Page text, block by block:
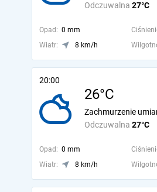
Odczuwalna 27°C
Opad: 0 mm
Wiatr:
8 km/h
20:00
26°C
Odczuwalna 27°C
Zachmurzenie
Opad: 0 mm
Wiatr:
8 km/h